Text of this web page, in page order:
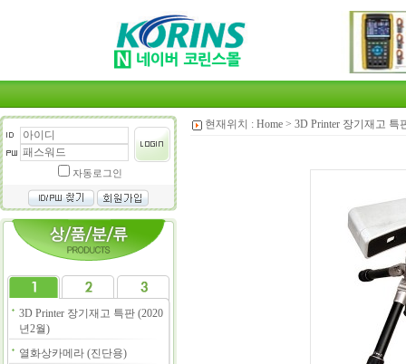
자동로그인
3D Printer 장기재고 특판 (2020
년2월)
열화상카메라 (진단용)
현재위치 : Home > 3D Printer 장기재고 특